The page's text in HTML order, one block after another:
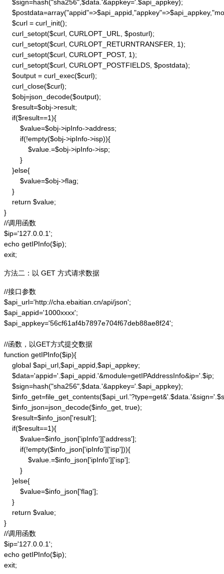
    $sign=hash("sha256",$data.'&appkey='.$api_appkey);
    $curl = curl_init();
    curl_setopt($curl, CURLOPT_URL, $posturl);
    curl_setopt($curl, CURLOPT_RETURNTRANSFER, 1);
    curl_setopt($curl, CURLOPT_POST, 1);
    curl_setopt($curl, CURLOPT_POSTFIELDS, $postdata);
    $output = curl_exec($curl);
    curl_close($curl);
    $obj=json_decode($output);
    $result=$obj->result;
    if($result==1){
        $value=$obj->ipInfo->address;
        if(!empty($obj->ipInfo->isp)){
            $value.=$obj->ipInfo->isp;
        }
    }else{
        $value=$obj->flag;
    }
    return $value;
}
//调用函数
$ip='127.0.0.1';
echo getIPInfo($ip);
exit;
方法二：以 GET 方式请求数据
//接口参数
$api_url='http://cha.ebaitian.cn/api/json';
$api_appid='1000xxxx';
$api_appkey='56cf61af4b7897e704f67deb88ae8f24';
//函数，以GET方式提交数据
function getIPInfo($ip){
    global $api_url,$api_appid,$api_appkey;
    $data='appid='.$api_appid.'&module=getIPAddressInfo&ip='.$ip;
    $sign=hash("sha256",$data.'&appkey='.$api_appkey);
    $info_json=json_decode($info_get, true);
    $result=$info_json['result'];
    if($result==1){
        $value=$info_json['ipInfo']['address'];
        if(!empty($info_json['ipInfo']['isp'])){
            $value.=$info_json['ipInfo']['isp'];
        }
    }else{
        $value=$info_json['flag'];
    }
    return $value;
}
//调用函数
$ip='127.0.0.1';
echo getIPInfo($ip);
exit;